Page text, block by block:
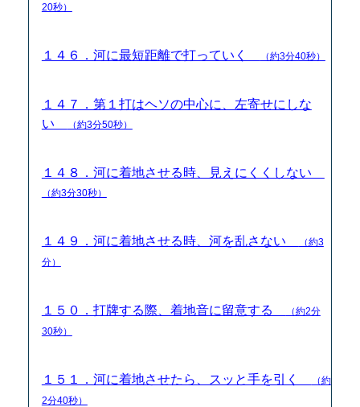
20秒）
１４６．河に最短距離で打っていく （約3分40秒）
１４７．第１打はヘソの中心に、左寄せにしな
い
（約3分50秒）
１４８．河に着地させる時、見えにくくしない
（約3分30秒）
１４９．河に着地させる時、河を乱さない
（約3
分）
１５０．打牌する際、着地音に留意する
（約2分
30秒）
１５１．河に着地させたら、スッと手を引く
（約
2分40秒）